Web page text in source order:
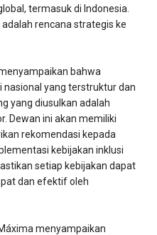
termasuk di Indonesia.
rencana strategis ke
bahwa
yang terstruktur dan
yang diusulkan adalah
Dewan ini akan memiliki
rekomendasi kepada
kebijakan inklusi
setiap kebijakan dapat
dan efektif oleh
menyampaikan